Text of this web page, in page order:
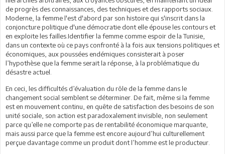
de progrès des connaissances, des techniques et des rapports sociaux.
Moderne, la femme l'est d'abord par son histoire qui s'inscrit dans la
conjoncture politique d'une démocratie dont elle épouse les contours et
en exploite les failles.Identifier la femme comme espoir de la Tunisie,
dans un contexte où ce pays confronté à la fois aux tensions politiques et
économiques, aux poussées endémiques consisterait à poser
l’hypothèse que la femme serait la réponse, à la problématique du
désastre actuel.
En ceci, les difficultés d’évaluation du rôle de la femme dans le
changement social semblent se déterminer. De fait, même si la femme
est en mouvement continu, en quête de satisfaction des besoins de son
unité sociale, son action est paradoxalement invisible, non seulement
parce qu’elle ne comporte pas de rentabilité économique marquante,
mais aussi parce que la femme est encore aujourd’hui culturellement
perçue davantage comme un produit dont l’homme est le producteur.